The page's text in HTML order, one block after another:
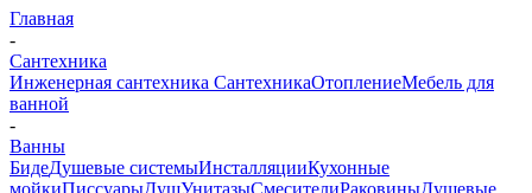
Главная
-
Сантехника
Инженерная сантехника СантехникаОтоплениеМебель для
ванной
-
Ванны
БидеДушевые системыИнсталляцииКухонные
мойкиПиссуарыДушУнитазыСмесителиРаковиныДушевые